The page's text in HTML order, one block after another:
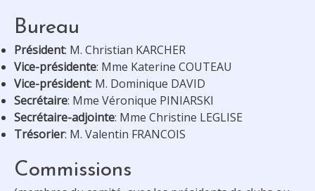
Bureau
Président: M. Christian KARCHER
Vice-présidente: Mme Katerine COUTEAU
Vice-président: M. Dominique DAVID
Secrétaire: Mme Véronique PINIARSKI
Secrétaire-adjointe: Mme Christine LEGLISE
Trésorier: M. Valentin FRANCOIS
Commissions